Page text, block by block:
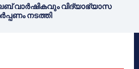
വാർഷികവും വിദ്യാഭ്യാസ
നടത്തി